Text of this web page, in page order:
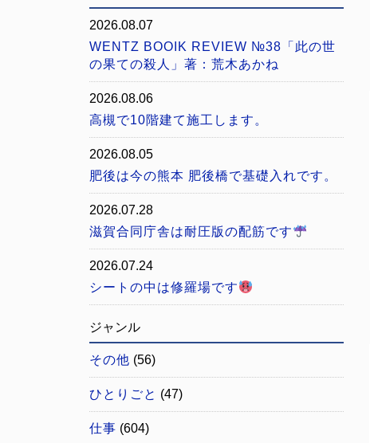
2026.08.07
WENTZ BOOIK REVIEW №38「此の世
の果ての殺人」著：荒木あかね
2026.08.06
高槻で10階建て施工します。
2026.08.05
肥後は今の熊本 肥後橋で基礎入れです。
2026.07.28
滋賀合同庁舎は耐圧版の配筋です
2026.07.24
シートの中は修羅場です
ジャンル
その他 (56)
ひとりごと (47)
仕事 (604)